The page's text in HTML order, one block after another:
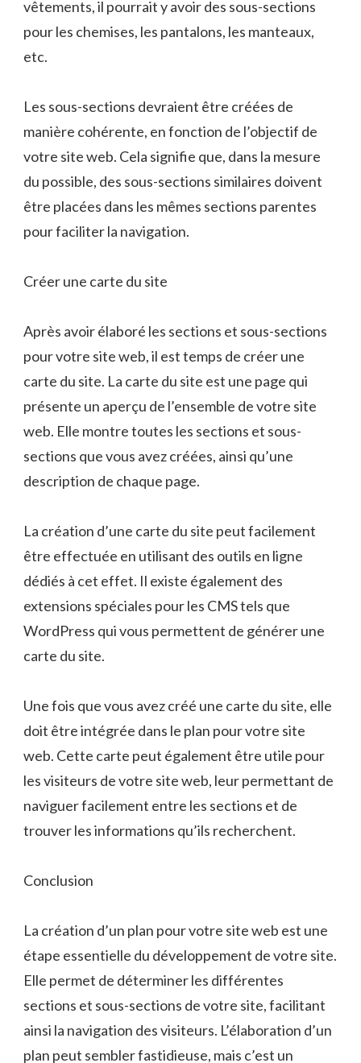
vêtements, il pourrait y avoir des sous-sections
pour les chemises, les pantalons, les manteaux,
etc.
Les sous-sections devraient être créées de
manière cohérente, en fonction de l’objectif de
votre site web. Cela signifie que, dans la mesure
du possible, des sous-sections similaires doivent
être placées dans les mêmes sections parentes
pour faciliter la navigation.
Créer une carte du site
Après avoir élaboré les sections et sous-sections
pour votre site web, il est temps de créer une
carte du site. La carte du site est une page qui
présente un aperçu de l’ensemble de votre site
web. Elle montre toutes les sections et sous-
sections que vous avez créées, ainsi qu’une
description de chaque page.
La création d’une carte du site peut facilement
être effectuée en utilisant des outils en ligne
dédiés à cet effet. Il existe également des
extensions spéciales pour les CMS tels que
WordPress qui vous permettent de générer une
carte du site.
Une fois que vous avez créé une carte du site, elle
doit être intégrée dans le plan pour votre site
web. Cette carte peut également être utile pour
les visiteurs de votre site web, leur permettant de
naviguer facilement entre les sections et de
trouver les informations qu’ils recherchent.
Conclusion
La création d’un plan pour votre site web est une
étape essentielle du développement de votre site.
Elle permet de déterminer les différentes
sections et sous-sections de votre site, facilitant
ainsi la navigation des visiteurs. L’élaboration d’un
plan peut sembler fastidieuse, mais c’est un